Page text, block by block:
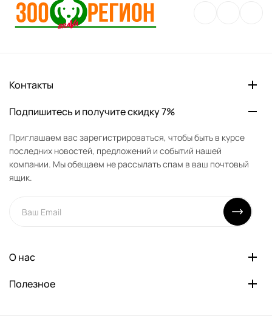
Контакты
Подпишитесь и получите скидку 7%
Приглашаем вас зарегистрироваться, чтобы быть в курсе
последних новостей, предложений и событий нашей
компании. Мы обещаем не рассылать спам в ваш почтовый
ящик.
О нас
Полезное